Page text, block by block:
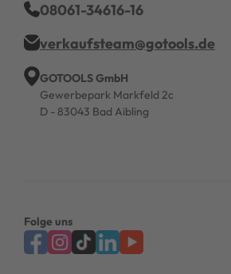
08061-34616-16
verkaufsteam@gotools.de
GOTOOLS GmbH
Gewerbepark Markfeld 2c
D - 83043 Bad Aibling
Folge uns